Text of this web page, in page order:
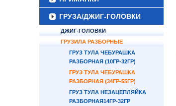
ГРУЗА/ДЖИГ-ГОЛОВКИ
ДЖИГ-ГОЛОВКИ
ГРУЗИЛА РАЗБОРНЫЕ
ГРУЗ ТУЛА ЧЕБУРАШКА
РАЗБОРНАЯ (10ГР-32ГР)
ГРУЗ ТУЛА ЧЕБУРАШКА
РАЗБОРНАЯ (34ГР-55ГР)
ГРУЗ ТУЛА НЕЗАЦЕПЛЯЙКА
РАЗБОРНАЯ14ГР-32ГР